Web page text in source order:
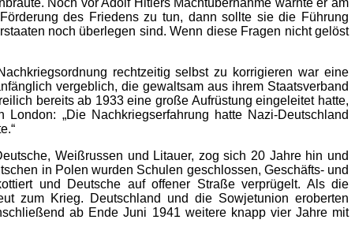
Noch vor Adolf Hitlers Machtübernahme warnte er am
des Friedens zu tun, dann sollte sie die Führung
noch überlegen sind. Wenn diese Fragen nicht gelöst
rechtzeitig selbst zu korrigieren war eine
vergeblich, die gewaltsam aus ihrem Staatsverband
bereits ab 1933 eine große Aufrüstung eingeleitet hatte,
„Die Nachkriegserfahrung hatte Nazi-Deutschland
Weißrussen und Litauer, zog sich 20 Jahre hin und
in Polen wurden Schulen geschlossen, Geschäfts- und
und Deutsche auf offener Straße verprügelt. Als die
zum Krieg. Deutschland und die Sowjetunion eroberten
ab Ende Juni 1941 weitere knapp vier Jahre mit